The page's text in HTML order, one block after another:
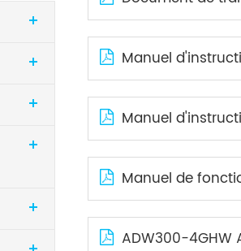
Manuel
Manuel
Manuel de
ADW300-4GHW